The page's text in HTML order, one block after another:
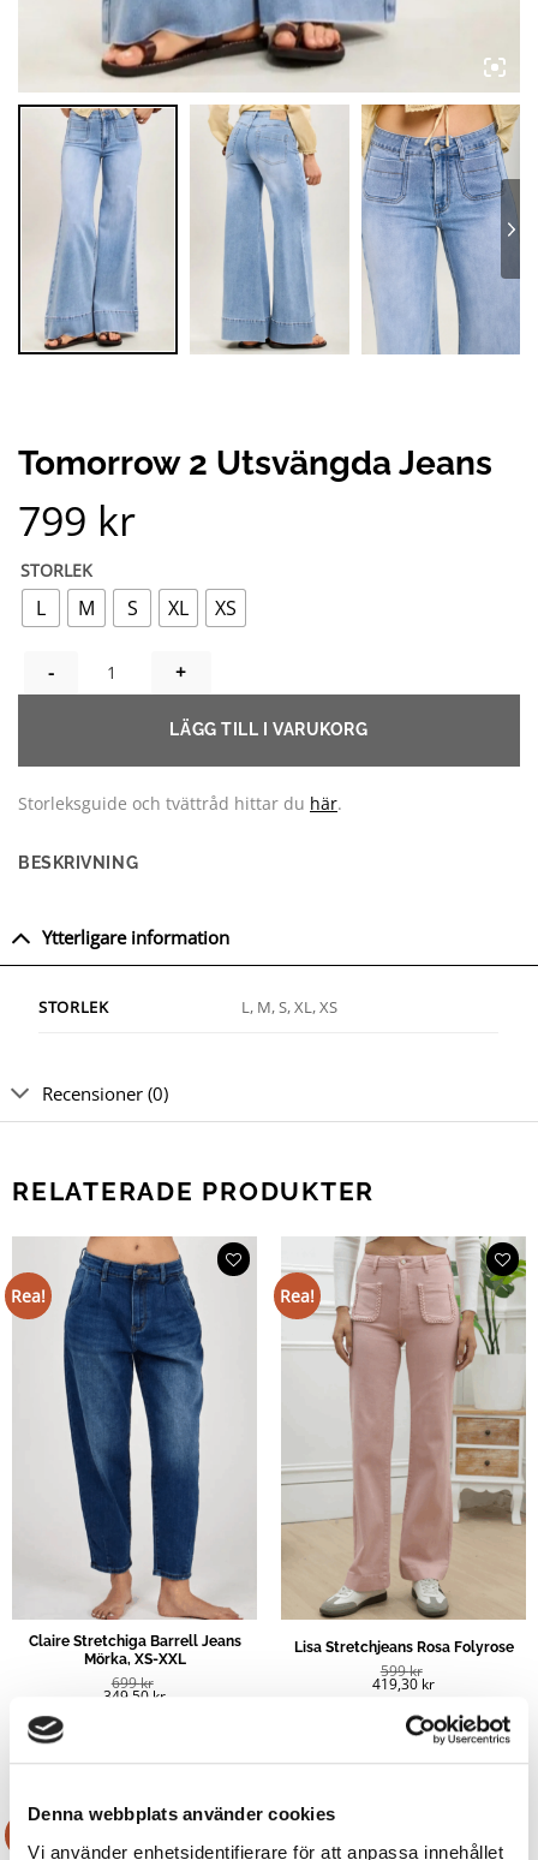
Denna webbplats använder cookies
Vi använder enhetsidentifierare för att anpassa innehållet
Tomorrow 2 Utsvängda Jeans
799 kr
STORLEK
L M S XL XS
TOMORROW 2 UTSVÄNGDA JEANS MÄNGD
LÄGG TILL I VARUKORG
Storleksguide och tvättråd hittar du här.
BESKRIVNING
Ytterligare information
STORLEK L, M, S, XL, XS
Recensioner (0)
RELATERADE PRODUKTER
Rea!
Claire Stretchiga Barrell Jeans
Mörka, XS-XXL
699kr
349,50 kr
Rea!
Lisa Stretchjeans Rosa Folyrose
599kr
419,30 kr